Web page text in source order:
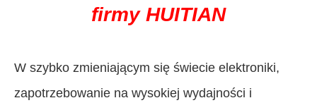
firmy HUITIAN
W szybko zmieniającym się świecie elektroniki,
zapotrzebowanie na wysokiej wydajności i